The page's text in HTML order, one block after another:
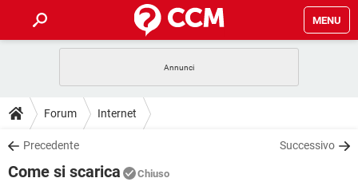
MENU
INTRATTENIMENTO
iOS
INSTAGRAM
GUIDE
COVID-19
DOWNLOAD
COVID-19
Forum Internet
Precedente Successivo
Come si scarica Chiuso